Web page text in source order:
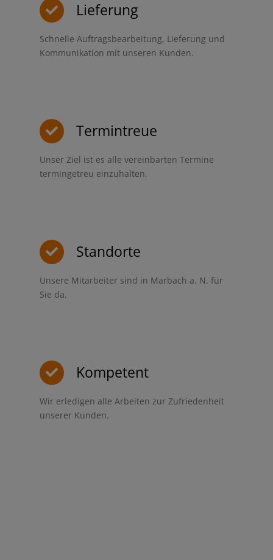
Lieferung
Schnelle Auftragsbearbeitung, Lieferung und
Kommunikation mit unseren Kunden.
Termintreue
Unser Ziel ist es alle vereinbarten Termine
termingetreu einzuhalten.
Standorte
Unsere Mitarbeiter sind in Marbach a. N. für
Sie da.
Kompetent
Wir erledigen alle Arbeiten zur Zufriedenheit
unserer Kunden.